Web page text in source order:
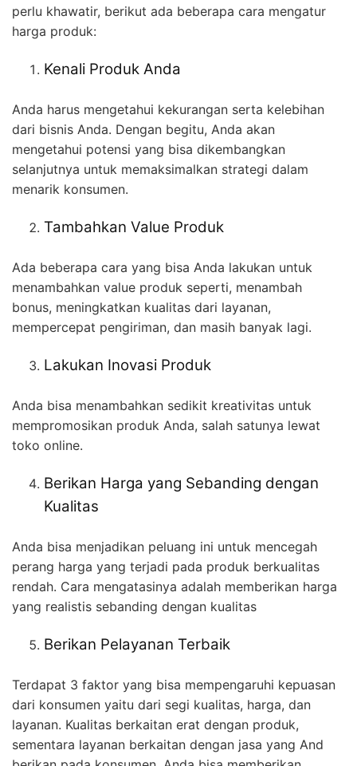
perlu khawatir, berikut ada beberapa cara mengatur
harga produk:
Kenali Produk Anda
Anda harus mengetahui kekurangan serta kelebihan
dari bisnis Anda. Dengan begitu, Anda akan
mengetahui potensi yang bisa dikembangkan
selanjutnya untuk memaksimalkan strategi dalam
menarik konsumen.
Tambahkan Value Produk
Ada beberapa cara yang bisa Anda lakukan untuk
menambahkan value produk seperti, menambah
bonus, meningkatkan kualitas dari layanan,
mempercepat pengiriman, dan masih banyak lagi.
Lakukan Inovasi Produk
Anda bisa menambahkan sedikit kreativitas untuk
mempromosikan produk Anda, salah satunya lewat
toko online.
Berikan Harga yang Sebanding dengan
Kualitas
Anda bisa menjadikan peluang ini untuk mencegah
perang harga yang terjadi pada produk berkualitas
rendah. Cara mengatasinya adalah memberikan harga
yang realistis sebanding dengan kualitas
Berikan Pelayanan Terbaik
Terdapat 3 faktor yang bisa mempengaruhi kepuasan
dari konsumen yaitu dari segi kualitas, harga, dan
layanan. Kualitas berkaitan erat dengan produk,
sementara layanan berkaitan dengan jasa yang And